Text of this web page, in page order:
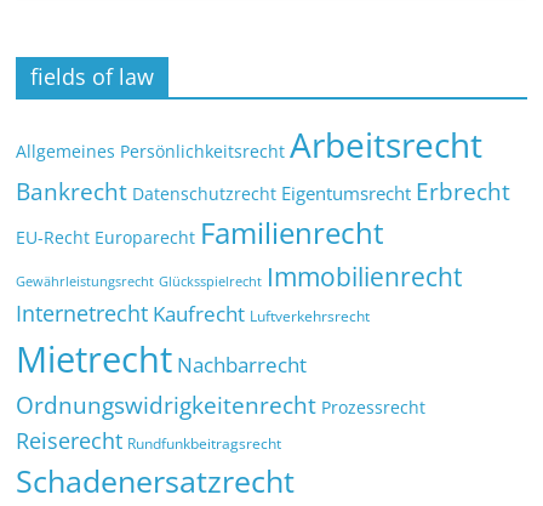
fields of law
Allgemeines Persönlichkeitsrecht Arbeitsrecht
Bankrecht Datenschutzrecht Eigentumsrecht Erbrecht
EU-Recht Europarecht Familienrecht
Gewährleistungsrecht Glücksspielrecht Immobilienrecht
Internetrecht Kaufrecht Luftverkehrsrecht
Mietrecht Nachbarrecht
Ordnungswidrigkeitenrecht Prozessrecht
Reiserecht Rundfunkbeitragsrecht
Schadenersatzrecht